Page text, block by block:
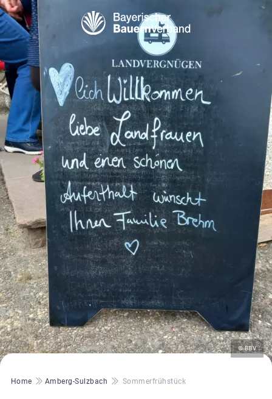
© BBV©
Pfadnavigation
Home Amberg-Sulzbach Sommerfrühstück